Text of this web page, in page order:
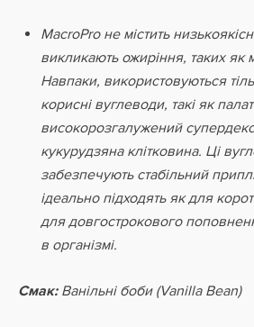
MacroPro не містить
викликають ожиріння, таких як
Навпаки, використовуються
корисні вуглеводи, такі як
високорозгалужений
кукурудзяна клітковина. Ці
забезпечують стабільний
ідеально підходять як для
для довгострокового
в організмі.
Смак:Ванільні боби (Vanilla Bean)